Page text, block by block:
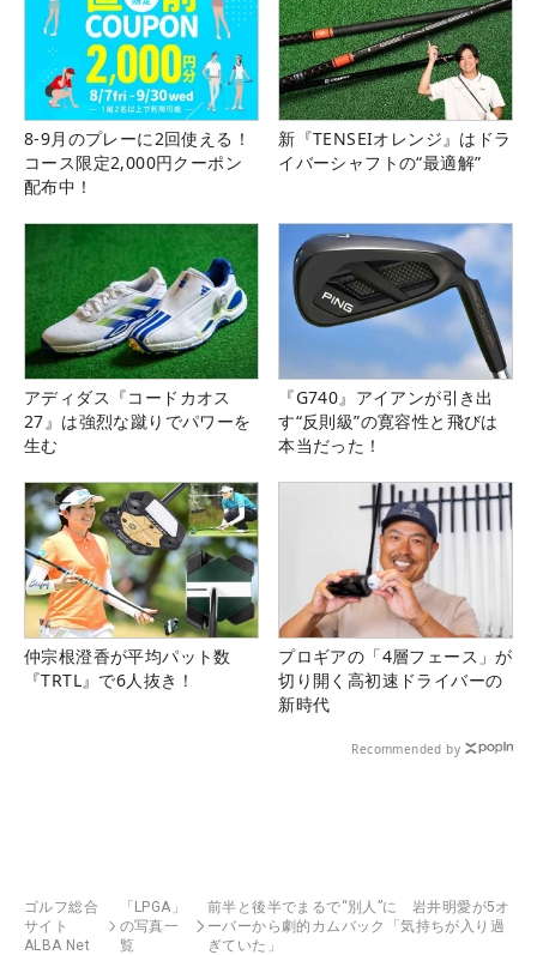
8-9月のプレーに2回使える！
コース限定2,000円クーポン
配布中！
新『TENSEIオレンジ』はドラ
イバーシャフトの“最適解”
アディダス『コードカオス
27』は強烈な蹴りでパワーを
生む
『G740』アイアンが引き出
す“反則級”の寛容性と飛びは
本当だった！
仲宗根澄香が平均パット数
『TRTL』で6人抜き！
プロギアの「4層フェース」が
切り開く高初速ドライバーの
新時代
Recommended by
ゴルフ総合
サイト
ALBA Net
「LPGA」
の写真一
覧
前半と後半でまるで“別人”に 岩井明愛が5オ
ーバーから劇的カムバック「気持ちが入り過
ぎていた」